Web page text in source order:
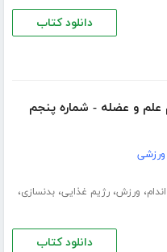
دانلود کتاب
علم و عضله - شماره پنجم
، ورزش،رژیم غذایی،بدنسازی،
دانلود کتاب